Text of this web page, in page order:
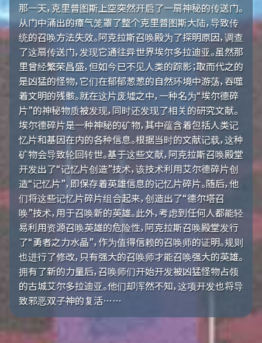
那一天，克里普图斯上空突然开启了一扇神秘的传送门。
从门中涌出的瘴气笼罩了整个克里普图斯大陆，导致传
统的召唤方法失效。阿克拉斯召唤殿为了探明原因，调查
了这扇传送门，发现它通往异世界埃尔多拉迪亚。虽然那
里曾经繁荣昌盛，但如今已不见人类的踪影；取而代之的
是凶猛的怪物，它们在郁郁葱葱的自然环境中游荡，吞噬
着文明的残骸。就在这片废墟之中，一种名为“埃尔德碎
片”的神秘物质被发现，同时还发现了相关的研究文献。
埃尔德碎片是一种神秘的矿物，其中蕴含着包括人类记
忆片和基因在内的各种信息。根据当时的文献记载，这种
矿物会导致轮回转世。基于这些文献，阿克拉斯召唤殿堂
开发出了“记忆片创造”技术，该技术利用艾尔德碎片创
造“记忆片”，即保存着英雄信息的记忆片碎片。随后，他
们将这些记忆片碎片组合起来，创造出了“德尔塔召
唤”技术，用于召唤新的英雄。此外，考虑到任何人都能轻
易利用资源召唤英雄的危险性，阿克拉斯召唤殿堂发行
了“勇者之力水晶”，作为值得信赖的召唤师的证明。规则
也进行了修改，只有强大的召唤师才能召唤强大的英雄。
拥有了新的力量后，召唤师们开始开发被凶猛怪物占领
的古城艾尔多拉迪亚。他们却浑然不知，这项开发也将导
致邪恶双子神的复活……